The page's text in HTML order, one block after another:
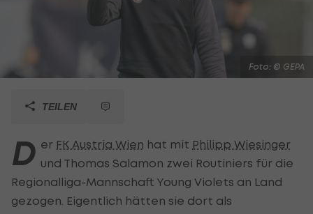
Foto: © GEPA
TEILEN
D er FK Austria Wien hat mit Philipp Wiesinger
und Thomas Salamon zwei Routiniers für die
Regionalliga-Mannschaft Young Violets an Land
gezogen. Eigentlich hätten sie dort als